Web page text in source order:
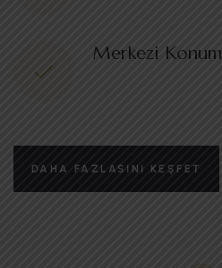
Merkezi Konum
DAHA FAZLASINI KEŞFET